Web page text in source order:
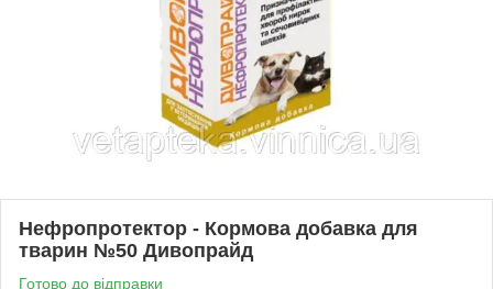
Нефропротектор - Кормова добавка для
тварин №50 Дивопрайд
Готово до відправки